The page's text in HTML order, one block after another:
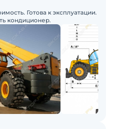
Готова к эксплуатации.
кондиционер.